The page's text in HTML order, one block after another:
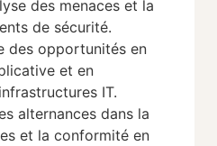
des menaces et la
de sécurité.
des opportunités en
et en
IT.
alternances dans la
et la conformité en